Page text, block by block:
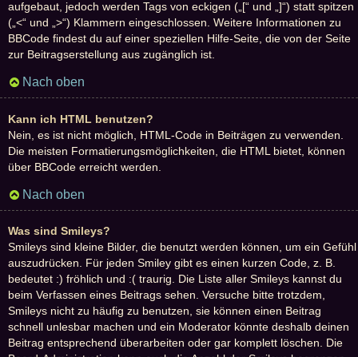
aufgebaut, jedoch werden Tags von eckigen („[“ und „]“) statt spitzen
(„<“ und „>“) Klammern eingeschlossen. Weitere Informationen zu
BBCode findest du auf einer speziellen Hilfe-Seite, die von der Seite
zur Beitragserstellung aus zugänglich ist.
Nach oben
Kann ich HTML benutzen?
Nein, es ist nicht möglich, HTML-Code in Beiträgen zu verwenden.
Die meisten Formatierungsmöglichkeiten, die HTML bietet, können
über BBCode erreicht werden.
Nach oben
Was sind Smileys?
Smileys sind kleine Bilder, die benutzt werden können, um ein Gefühl
auszudrücken. Für jeden Smiley gibt es einen kurzen Code, z. B.
bedeutet :) fröhlich und :( traurig. Die Liste aller Smileys kannst du
beim Verfassen eines Beitrags sehen. Versuche bitte trotzdem,
Smileys nicht zu häufig zu benutzen, sie können einen Beitrag
schnell unlesbar machen und ein Moderator könnte deshalb deinen
Beitrag entsprechend überarbeiten oder gar komplett löschen. Die